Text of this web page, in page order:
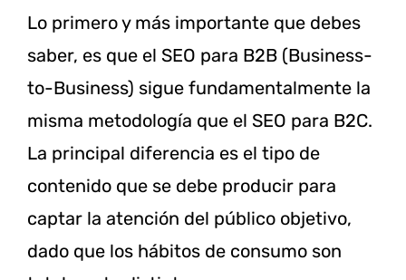
Lo primero y más importante que debes
saber, es que el SEO para B2B (Business-
to-Business) sigue fundamentalmente la
misma metodología que el SEO para B2C.
La principal diferencia es el tipo de
contenido que se debe producir para
captar la atención del público objetivo,
dado que los hábitos de consumo son